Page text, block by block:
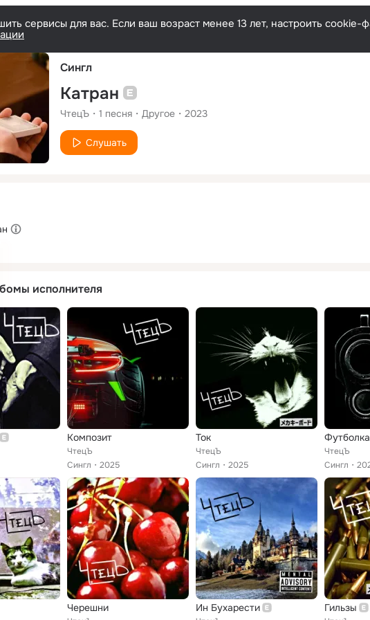
Русский
сервисы для вас. Если ваш возраст менее 13 лет, настроить
Сингл
Катран
ЧтецЪ 1 песня Другое 2023
Слушать
исполнителя
Композит
ЧтецЪ
Сингл
2025
Ток
ЧтецЪ
Сингл
2025
Футболка
ЧтецЪ
Сингл
Черешни Ин Бухарести Гильзы